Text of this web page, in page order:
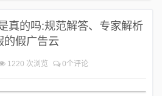
真的吗:规范解答、专家解析
的假广告云
1220 次浏览 0个评论